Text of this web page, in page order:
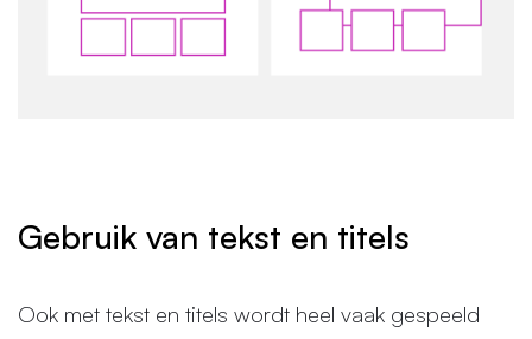
Gebruik van tekst en titels
Ook met tekst en titels wordt heel vaak gespeeld